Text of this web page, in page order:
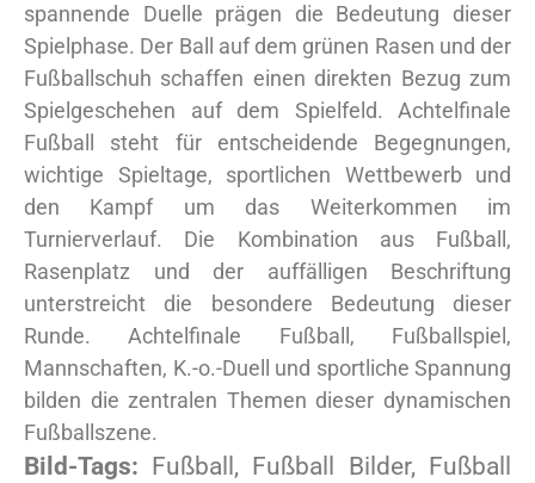
spannende Duelle prägen die Bedeutung dieser
Spielphase. Der Ball auf dem grünen Rasen und der
Fußballschuh schaffen einen direkten Bezug zum
Spielgeschehen auf dem Spielfeld. Achtelfinale
Fußball steht für entscheidende Begegnungen,
wichtige Spieltage, sportlichen Wettbewerb und
den Kampf um das Weiterkommen im
Turnierverlauf. Die Kombination aus Fußball,
Rasenplatz und der auffälligen Beschriftung
unterstreicht die besondere Bedeutung dieser
Runde. Achtelfinale Fußball, Fußballspiel,
Mannschaften, K.-o.-Duell und sportliche Spannung
bilden die zentralen Themen dieser dynamischen
Fußballszene.
Bild-Tags: Fußball, Fußball Bilder, Fußball